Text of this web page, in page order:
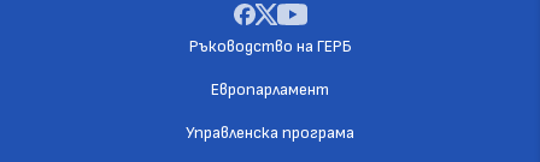
Ръководство на ГЕРБ
Европарламент
Управленска програма